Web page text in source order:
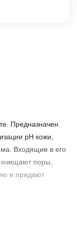
Предназначен
рН кожи,
Входящие в его
поры,
и придают